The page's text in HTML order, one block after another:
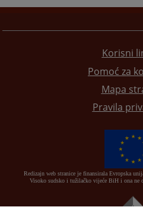
Korisni
Pomoć za
Mapa
Pravila
Redizajn web stranice je finansirala Evropska
Visoko sudsko i tužilačko vijeće BiH i ona ne